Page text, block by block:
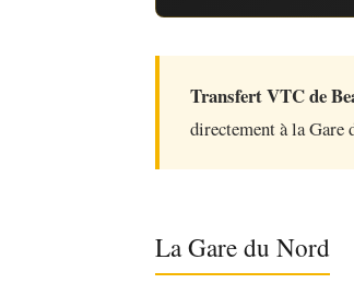
Transfert VTC de
directement à la Gare
La Gare du Nord